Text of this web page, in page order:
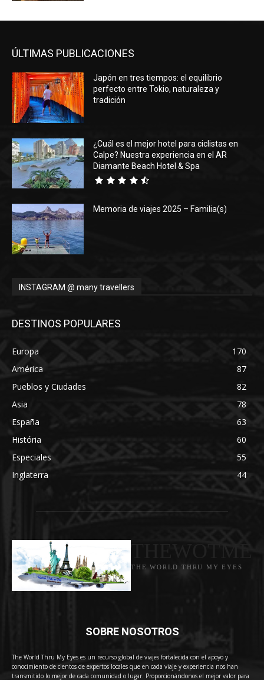
ÚLTIMAS PUBLICACIONES
Japón en tres tiempos: el equilibrio
perfecto entre Tokio, naturaleza y
tradición
¿Cuál es el mejor hotel para ciclistas en
Calpe? Nuestra experiencia en el AR
Diamante Beach Hotel & Spa
Memoria de viajes 2025 – Familia(s)
INSTAGRAM @ many travellers
DESTINOS POPULARES
Europa
170
América
87
Pueblos y Ciudades
82
Asia
78
España
63
História
60
Especiales
55
Inglaterra
44
THE WORLD THRU MY EYES
SOBRE NOSOTROS
The World Thru My Eyes es un recurso global de viajes fortalecida con el apoyo y
conocimiento de cientos de expertos locales que en cada viaje y experiencia nos han
transmitido lo mejor de cada comunidad o lugar. Proporcionándonos el mejor valor para